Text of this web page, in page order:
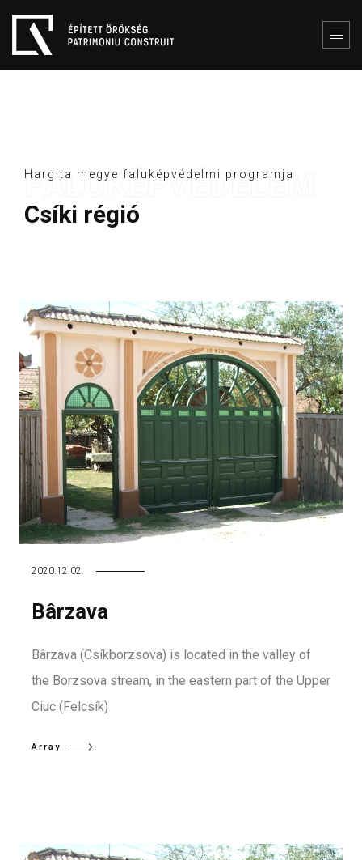
Hargita megye faluképvédelmi programja
Csíki régió
2020.12.02.
Bârzava
Bârzava (Csíkborzsova) is located in the valley of
the Borzsova stream, in the eastern part of the Upper
Ciuc (Felcsík)
Array